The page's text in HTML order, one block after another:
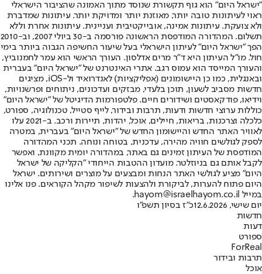
"ישראל היום" הוא גוף תקשורת שנוסד מתוך האמונה שהציבור הישראלי
ראוי לעיתונות טובה יותר, מאוזנת יותר ומדויקת יותר. עיתונות שמדברת
ולא צועקת. עיתונות אמינה, אובייקטיבית ועניינית. עיתונות אחרת וללא
תשלום. המהדורה המודפסת הראשונה פורסמה ב-30 ביולי 2007, וב-2010
הפך "ישראל היום" לעיתון הישראלי בעל שיעור החשיפה הגבוה ביותר בימי
חול. מו"ל העיתון היא ד"ר מרים אדלסון. העורך הראשי הוא עמר לחמנוביץ,
והעורך המייסד הוא עמוס רגב. אתרי האינטרנט של "ישראל היום" בעברית
ובאנגלית, כמו כן היישומונים (אפליקציות) לאנדרואיד ול-iOS, מציגים
חדשות מסביב לשעון, תוכן בלעדי, מבזקים ועדכונים, ניתוחים ופרשנויות,
וידיאו, פודקאסטים ושידורים חיים. פלטפורמות הדיגיטל של "ישראל היום"
כוללות ערוצי חדשות ודעות, תרבות ובידור, לייף סטייל, טכנולוגיה, ספורט,
כלכלה וצרכנות, בריאות, חיילים, אוכל, יהדות, תיירות ורכב. ב-2021 עלו
לאוויר האתר החדש והיישומון החדש של "ישראל היום" בעברית, במטרה
לספק לגולשים חוויה מהירה, עדכנית, בטוחה ונוחה. תכני המהדורה
המודפסת של העיתון זמינים גם באתר, במהדורה יומית מקוונת, ואפשר
לקבל אותם גם בניוזלטר. מועדון ההטבות הייחודי "הקליקה של ישראל
היום" מציע לגולשי האתר הנחות ומבצעים על מוצרים ושירותים. ישראל
היום פתוח להערות, לביקורת ולהצעות לשיפור מקהל הקוראים. פנו אלינו
במייל hayom@israelhayom.co.il.
יום שישי, 12.6.2026
כ"ז בסיון תשפ"ו
חדשות
דעות
ספורט
ForReal
תרבות ובידור
אוכל